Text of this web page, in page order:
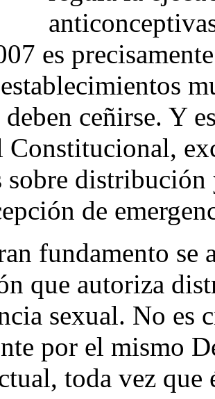
es
deben ceñirse. Y
distribución
de
fundamento se
que autoriza
sexual. No es
por el mismo
toda vez que